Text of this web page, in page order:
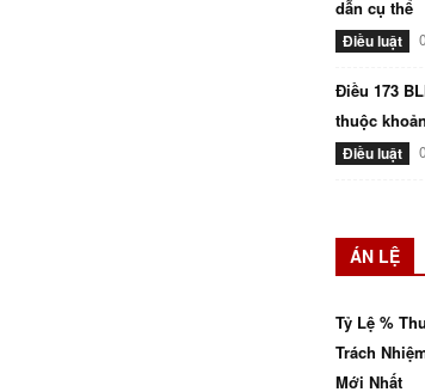
dẫn cụ thể
Điều luật
Điều 173
thuộc
Điều luật
ÁN LỆ
Tỷ Lệ %
Trách
Mới Nhất